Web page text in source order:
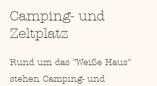
Camping- und
Zeltplatz
Rund um das "Weiße Haus"
stehen Camping- und